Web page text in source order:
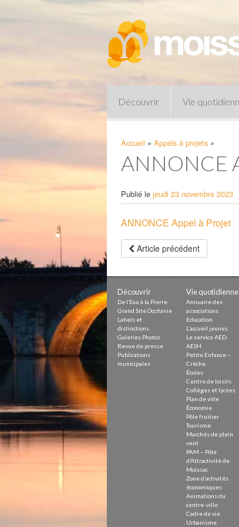
Découvrir Vie
Pharmacies de garde
Écoles
Centre de loisirs
Collèges et lycées
Le service AED-AESH
Pôle fruitier
Tourisme
Marchés de plein vent
PAM – Pôle
Zones d’activités
Animations du centre-
Annuaire des
Démarchage
Urbanisme
Environnement
Déchets
Eau
Prévention des risques
Crues
Accueil » Appels à projets »
ANNONCE
Publié le jeudi 23 novembre 2023
ANNONCE Appel à Projet
Article précédent
Découvrir
De l’Eau à la Pierre
Grand Site Occitanie
Labels et
distinctions
Galeries Photos
Revue de presse
Publications
municipales
Vie quotidienne
Annuaire des
associations
Education
L’accueil jeunes
Le service AED-
AESH
Petite Enfance –
Crèche
Écoles
Centre de loisirs
Collèges et lycées
Plan de ville
Économie
Pôle fruitier
Tourisme
Marchés de plein
vent
PAM – Pôle
d’Attractivité de
Moissac
Zone d’activités
économiques
Animations du
centre-ville
Cadre de vie
Urbanisme